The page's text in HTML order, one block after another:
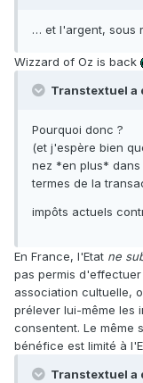
… et l'argent, sous
Wizzard of Oz is back
Transtextuel a
Pourquoi donc ?
(et j'espère bien
nez *en plus* dans
termes de la
impôts actuels
En France, l'Etat ne
pas permis
association cultuelle,
prélever lui-même les
consentent. Le même
bénéfice est limité à
Transtextuel a